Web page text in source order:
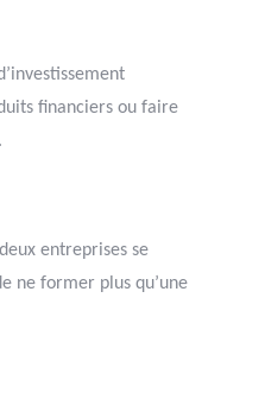
financiers ou faire
entreprises se
ne former plus qu’une